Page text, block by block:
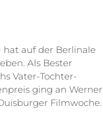
hat auf der Berlinale
Als Bester
Vater-Tochter-
ging an Werner
Filmwoche.